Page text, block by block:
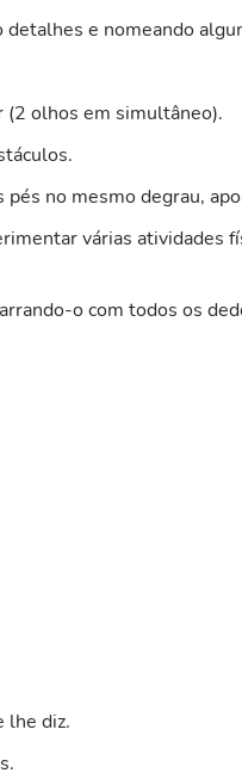
e nomeando
(2 olhos em simultâneo).
pés no mesmo degrau,
várias atividades
o com todos os
lhe diz.